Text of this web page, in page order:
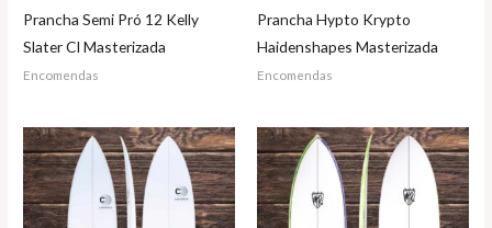
Prancha Semi Pró 12 Kelly
Slater CI Masterizada
Encomendas
Prancha Hypto Krypto
Haidenshapes Masterizada
Encomendas